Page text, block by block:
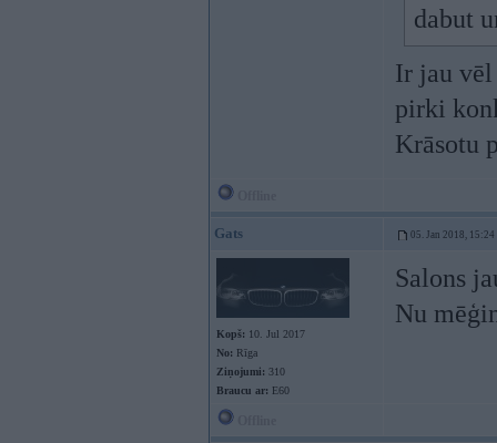
dabut
Ir jau vēl
pirki
Krāsotu
Gats 05. Jan 2018, 15:24
Kopš: 10. Jul 2017
No: Rīga
Ziņojumi: 310
Braucu ar: E60
Salons
Nu